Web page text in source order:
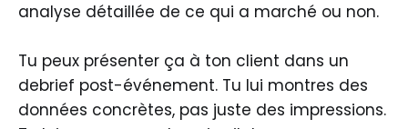
analyse détaillée de ce qui a marché ou non.
Tu peux présenter ça à ton client dans un
debrief post-événement. Tu lui montres des
données concrètes, pas juste des impressions.